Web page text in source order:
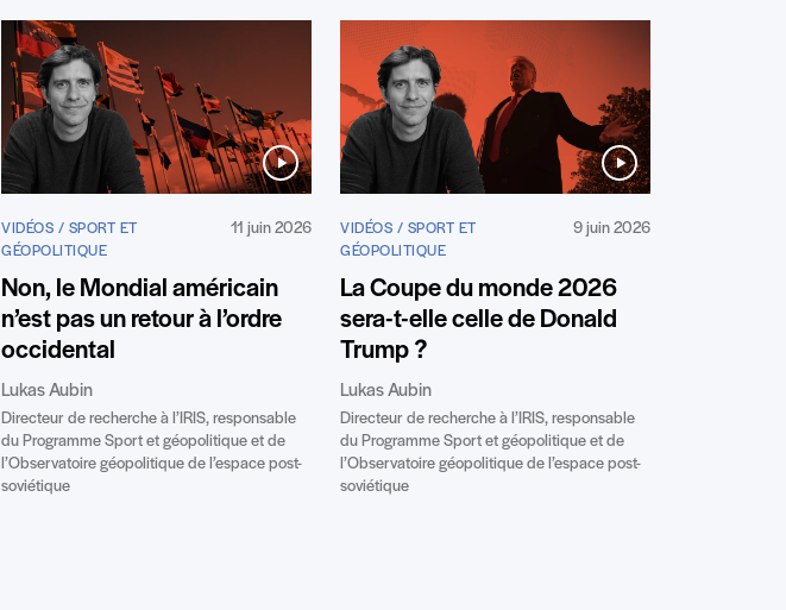
VIDÉOS / SPORT ET
GÉOPOLITIQUE
11 juin 2026
Non, le Mondial américain
n’est pas un retour à l’ordre
occidental
Lukas Aubin
Directeur de recherche à l’IRIS, responsable
du Programme Sport et géopolitique et de
l’Observatoire géopolitique de l’espace post-
soviétique
VIDÉOS / SPORT ET
GÉOPOLITIQUE
9 juin 2026
La Coupe du monde 2026
sera-t-elle celle de Donald
Trump ?
Lukas Aubin
Directeur de recherche à l’IRIS, responsable
du Programme Sport et géopolitique et de
l’Observatoire géopolitique de l’espace post-
soviétique